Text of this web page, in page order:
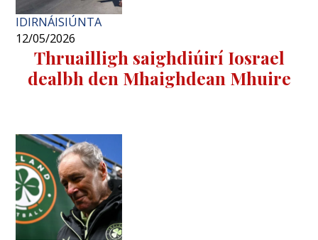
IDIRNÁISIÚNTA
12/05/2026
Thruailligh saighdiúirí Iosrael
dealbh den Mhaighdean Mhuire